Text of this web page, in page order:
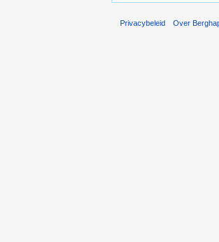
Privacybeleid Over